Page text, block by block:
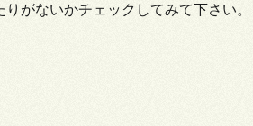
がないかチェックしてみて下さい。